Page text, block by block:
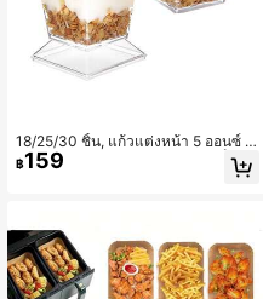
18/25/30 ชิ้น, แก้วแต่งหน้า 5 ออนซ์ พ
ร้อมฝา, แก้วใส่ขนมหวาน ขนาดเล็ก, แ
ก้วใส่ของหวาน ในช่วงฤดูร้อน, สำหรับ
฿159